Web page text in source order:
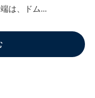
は、ドム...